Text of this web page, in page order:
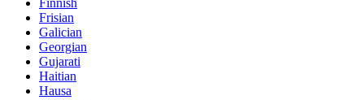
Finnish
Frisian
Galician
Georgian
Gujarati
Haitian
Hausa